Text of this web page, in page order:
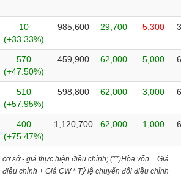
10
(+33.33%)
985,600 29,700 -5,300
570
(+47.50%)
459,900 62,000 5,000
510
(+57.95%)
598,800 62,000 3,000
400
(+75.47%)
1,120,700 62,000 1,000
sở - giá thực hiện điều chỉnh; (**)Hòa vốn = Giá
chỉnh + Giá CW * Tỷ lệ chuyển đổi điều chỉnh